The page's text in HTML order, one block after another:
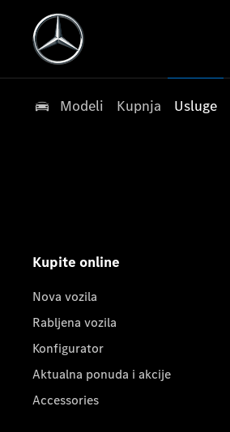
Modeli Kupnja Usluge
Kupite online
Nova vozila
Rabljena vozila
Konfigurator
Aktualna ponuda i akcije
Accessories